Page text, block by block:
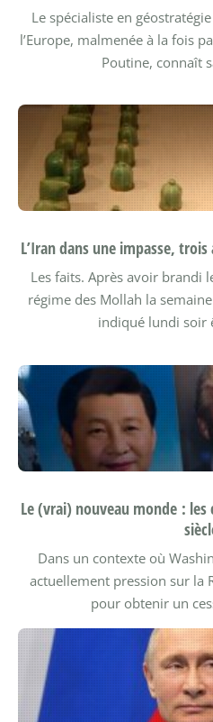
Le spécialiste en
l’Europe, malmenée à la fois
Poutine, connaît
L’Iran dans une impasse,
Les faits. Après avoir brandi
régime des Mollah la
indiqué lundi soir
Le (vrai) nouveau monde : les
Dans un contexte où
actuellement pression sur la
pour obtenir un